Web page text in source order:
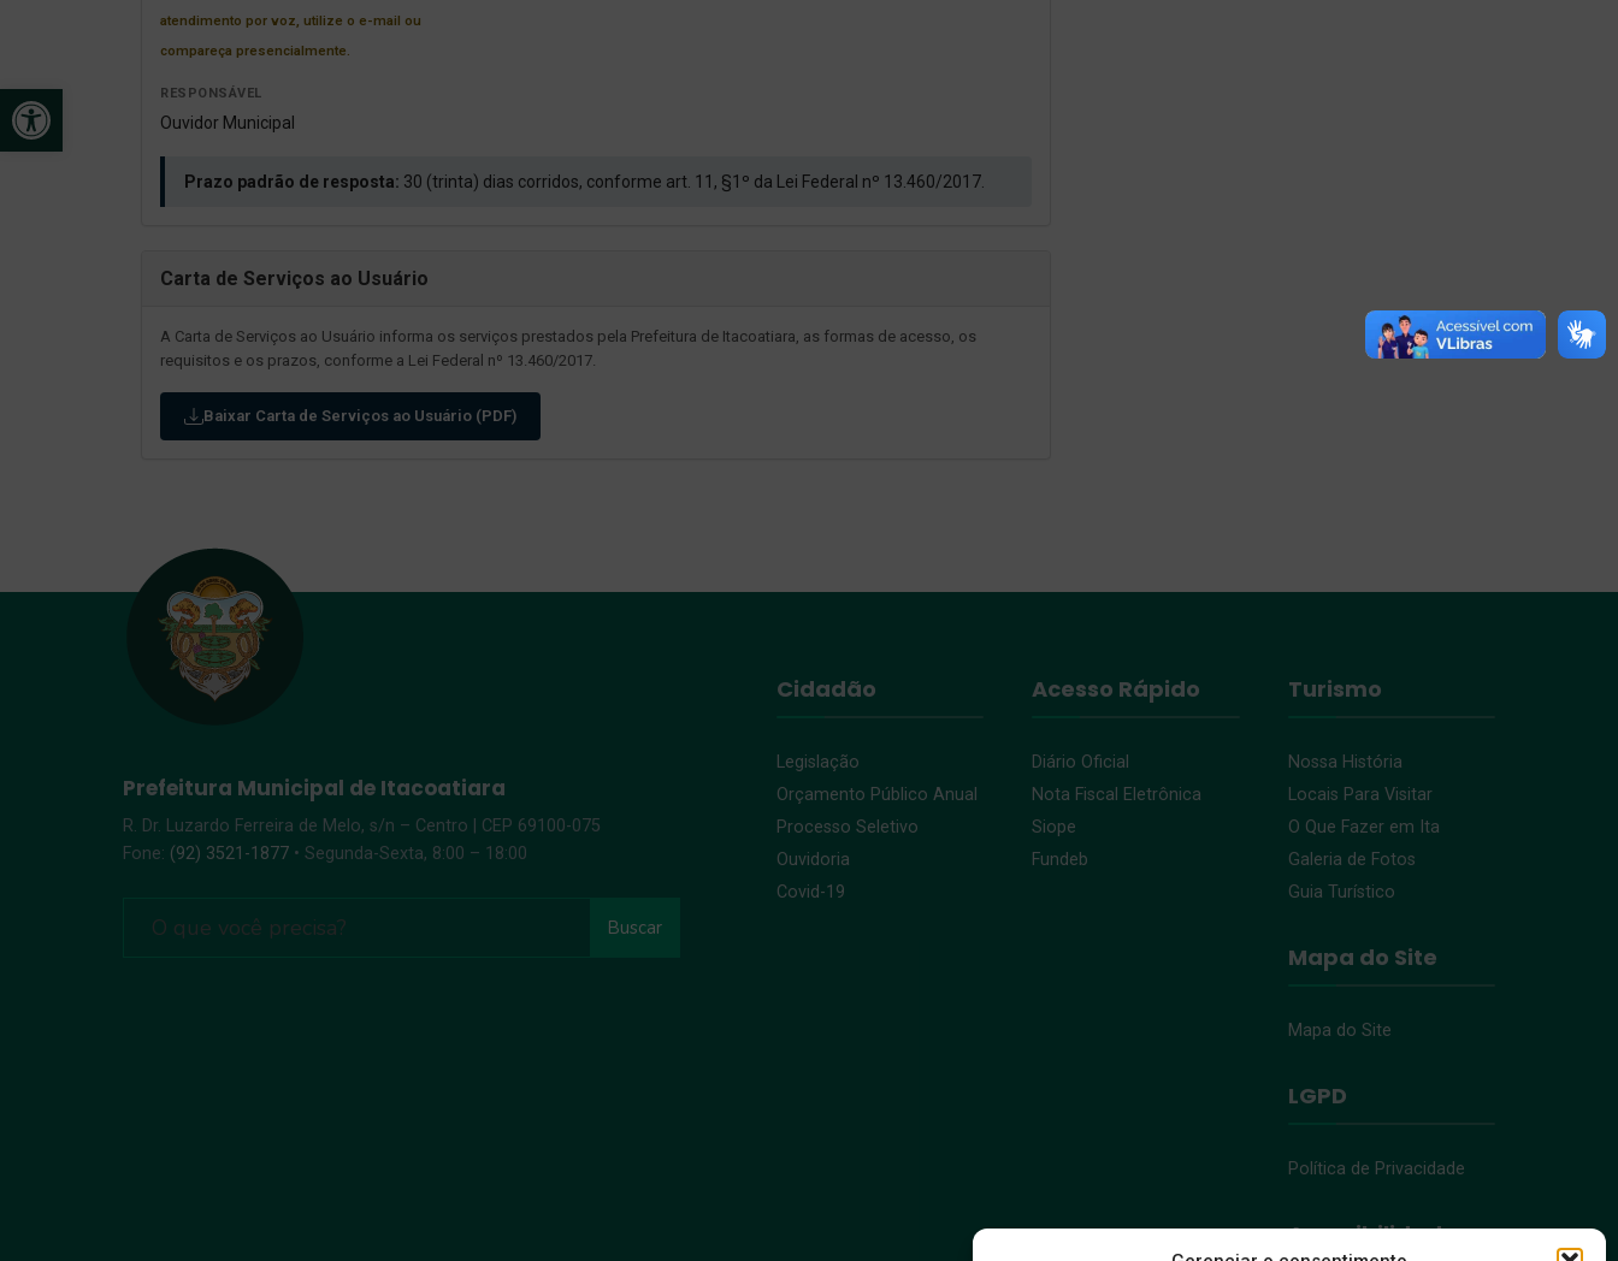
Open toolbar
atendimento por voz, utilize o e-mail ou
compareça presencialmente.
RESPONSÁVEL
Ouvidor Municipal
Prazo padrão de resposta: 30 (trinta) dias corridos, conforme art. 11, §1º da Lei Federal nº 13.460/2017.
Carta de Serviços ao Usuário
A Carta de Serviços ao Usuário informa os serviços prestados pela Prefeitura de Itacoatiara, as formas de acesso, os
requisitos e os prazos, conforme a Lei Federal nº 13.460/2017.
Baixar Carta de Serviços ao Usuário (PDF)
Prefeitura Municipal de Itacoatiara
R. Dr. Luzardo Ferreira de Melo, s/n – Centro | CEP 69100-075
Fone: (92) 3521-1877 • Segunda-Sexta, 8:00 – 18:00
Buscar
Cidadão
Legislação
Orçamento Público Anual
Processo Seletivo
Ouvidoria
Covid-19
Acesso Rápido
Diário Oficial
Nota Fiscal Eletrônica
Siope
Fundeb
Turismo
Nossa História
Locais Para Visitar
O Que Fazer em Ita
Galeria de Fotos
Guia Turístico
Mapa do Site
Mapa do Site
LGPD
Política de Privacidade
Acessibilidade